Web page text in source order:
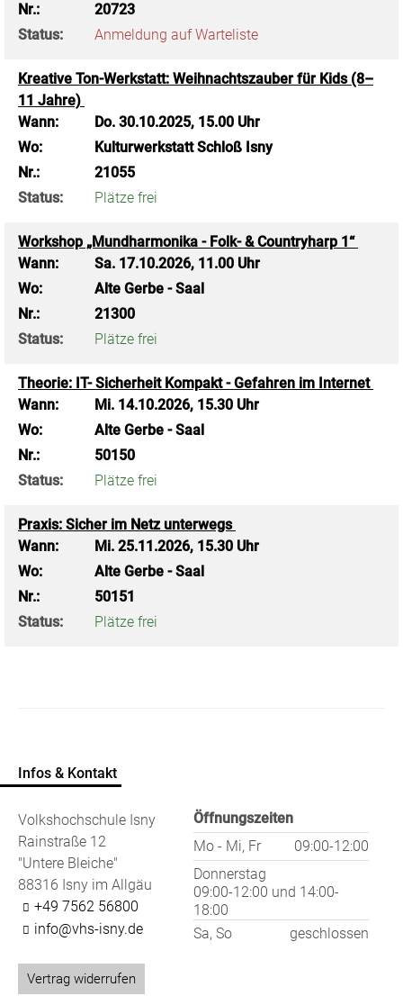
Nr.:
20723
Status:
Anmeldung auf Warteliste
Kreative Ton-Werkstatt: Weihnachtszauber für Kids (8–
11 Jahre)
Wann:
Do. 30.10.2025, 15.00 Uhr
Wo:
Kulturwerkstatt Schloß Isny
Nr.:
21055
Status:
Plätze frei
Workshop „Mundharmonika - Folk- & Countryharp 1“
Wann:
Sa. 17.10.2026, 11.00 Uhr
Wo:
Alte Gerbe - Saal
Nr.:
21300
Status:
Plätze frei
Theorie: IT- Sicherheit Kompakt - Gefahren im Internet
Wann:
Mi. 14.10.2026, 15.30 Uhr
Wo:
Alte Gerbe - Saal
Nr.:
50150
Status:
Plätze frei
Praxis: Sicher im Netz unterwegs
Wann:
Mi. 25.11.2026, 15.30 Uhr
Wo:
Alte Gerbe - Saal
Nr.:
50151
Status:
Plätze frei
Infos & Kontakt
Volkshochschule Isny
Rainstraße 12
"Untere Bleiche"
88316 Isny im Allgäu
+49 7562 56800
info@vhs-isny.de
Vertrag widerrufen
Öffnungszeiten
Mo - Mi, Fr
09:00-12:00
Donnerstag
09:00-12:00 und 14:00-
18:00
Sa, So
geschlossen